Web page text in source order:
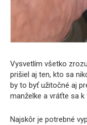
Vysvetlím všetko
prišiel aj ten, kto sa
by to byť užitočné aj
manželke a vráťte sa k
Najskôr je potrebné